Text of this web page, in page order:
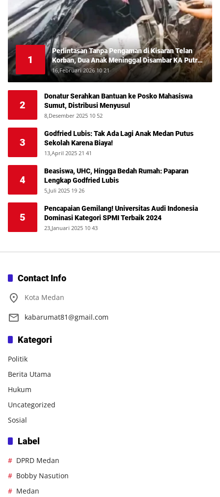
1
Perlintasan Tanpa Pengaman di Kisaran Telan
Korban, Dua Anak Meninggal Disambar KA Putri
Deli
16,Februari 2026 10 21
2
Donatur Serahkan Bantuan ke Posko Mahasiswa
Sumut, Distribusi Menyusul
8,Desember 2025 10 52
3
Godfried Lubis: Tak Ada Lagi Anak Medan Putus
Sekolah Karena Biaya!
13,April 2025 21 41
4
Beasiswa, UHC, Hingga Bedah Rumah: Paparan
Lengkap Godfried Lubis
5,Juli 2025 19 26
5
Pencapaian Gemilang! Universitas Audi Indonesia
Dominasi Kategori SPMI Terbaik 2024
23,Januari 2025 10 43
Contact Info
Kota Medan
kabarumat81@gmail.com
Kategori
Politik
Berita Utama
Hukum
Uncategorized
Sosial
Label
DPRD Medan
Bobby Nasution
Medan